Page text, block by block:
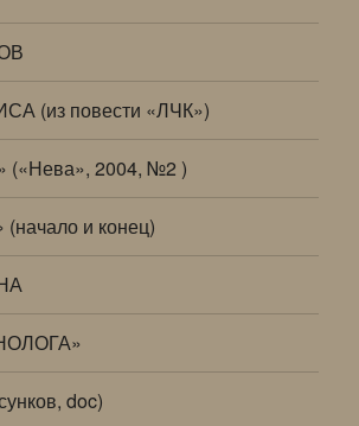
(из повести «ЛЧК»)
(«Нева», 2004, №2 )
и конец)
doc)